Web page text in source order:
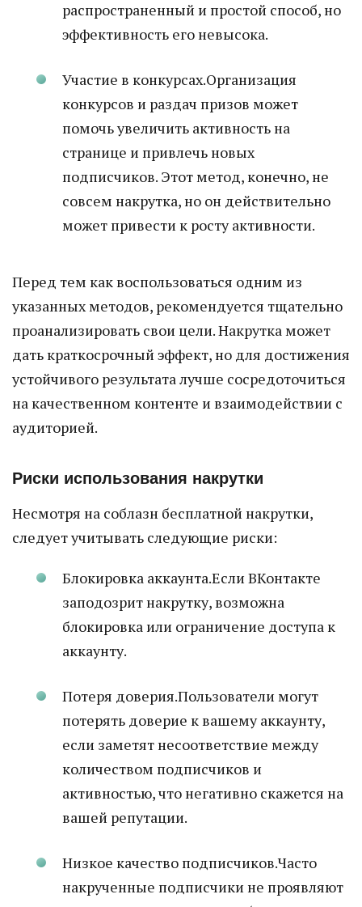
распространенный и простой способ, но
эффективность его невысока.
Участие в конкурсах.Организация
конкурсов и раздач призов может
помочь увеличить активность на
странице и привлечь новых
подписчиков. Этот метод, конечно, не
совсем накрутка, но он действительно
может привести к росту активности.
Перед тем как воспользоваться одним из
указанных методов, рекомендуется тщательно
проанализировать свои цели. Накрутка может
дать краткосрочный эффект, но для достижения
устойчивого результата лучше сосредоточиться
на качественном контенте и взаимодействии с
аудиторией.
Риски использования накрутки
Несмотря на соблазн бесплатной накрутки,
следует учитывать следующие риски:
Блокировка аккаунта.Если ВКонтакте
заподозрит накрутку, возможна
блокировка или ограничение доступа к
аккаунту.
Потеря доверия.Пользователи могут
потерять доверие к вашему аккаунту,
если заметят несоответствие между
количеством подписчиков и
активностью, что негативно скажется на
вашей репутации.
Низкое качество подписчиков.Часто
накрученные подписчики не проявляют